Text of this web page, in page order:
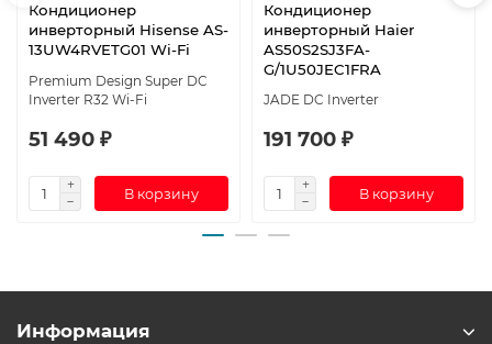
Кондиционер
инверторный Hisense AS-
13UW4RVETG01 Wi-Fi
Premium Design Super DC
Inverter R32 Wi-Fi
51 490 ₽
В корзину
Кондиционер
инверторный Haier
AS50S2SJ3FA-
G/1U50JEC1FRA
JADE DC Inverter
191 700 ₽
В корзину
Информация